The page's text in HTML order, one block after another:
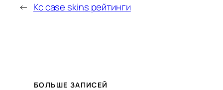
← Кс case skins рейтинги
БОЛЬШЕ ЗАПИСЕЙ